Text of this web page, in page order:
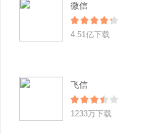
微信
4.51亿下载
飞信
1233万下载